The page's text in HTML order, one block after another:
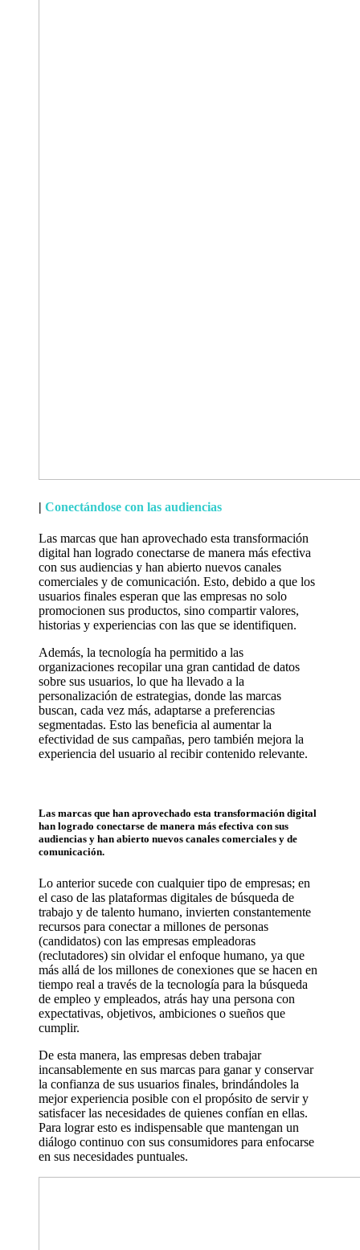
| Conectándose con las audiencias
Las marcas que han aprovechado esta transformación
digital han logrado conectarse de manera más efectiva
con sus audiencias y han abierto nuevos canales
comerciales y de comunicación. Esto, debido a que los
usuarios finales esperan que las empresas no solo
promocionen sus productos, sino compartir valores,
historias y experiencias con las que se identifiquen.
Además, la tecnología ha permitido a las
organizaciones recopilar una gran cantidad de datos
sobre sus usuarios, lo que ha llevado a la
personalización de estrategias, donde las marcas
buscan, cada vez más, adaptarse a preferencias
segmentadas. Esto las beneficia al aumentar la
efectividad de sus campañas, pero también mejora la
experiencia del usuario al recibir contenido relevante.
Las marcas que han aprovechado esta transformación digital
han logrado conectarse de manera más efectiva con sus
audiencias y han abierto nuevos canales comerciales y de
comunicación.
Lo anterior sucede con cualquier tipo de empresas; en
el caso de las plataformas digitales de búsqueda de
trabajo y de talento humano, invierten constantemente
recursos para conectar a millones de personas
(candidatos) con las empresas empleadoras
(reclutadores) sin olvidar el enfoque humano, ya que
más allá de los millones de conexiones que se hacen en
tiempo real a través de la tecnología para la búsqueda
de empleo y empleados, atrás hay una persona con
expectativas, objetivos, ambiciones o sueños que
cumplir.
De esta manera, las empresas deben trabajar
incansablemente en sus marcas para ganar y conservar
la confianza de sus usuarios finales, brindándoles la
mejor experiencia posible con el propósito de servir y
satisfacer las necesidades de quienes confían en ellas.
Para lograr esto es indispensable que mantengan un
diálogo continuo con sus consumidores para enfocarse
en sus necesidades puntuales.